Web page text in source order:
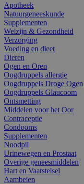
Apotheek
Natuurgeneeskunde
Supplementen
Welzijn & Gezondheid
Verzorging
Voeding en dieet
Dieren
Ogen en Oren
Oogdruppels allergie
Oogdruppels Droge Ogen
Oogdruppels Glaucoom
Ontsmetting
Middelen voor het Oor
Contraceptie
Condooms
Supplementen
Noodpil
Urinewegen en Prostaat
Overige geneesmiddelen
Hart en Vaatstelsel
Aambeien